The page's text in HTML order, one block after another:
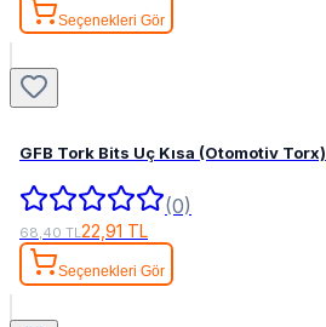
Seçenekleri Gör
GFB Tork Bits Uç Kısa (Otomotiv Torx)
(0)
68,40 TL 22,91 TL
Seçenekleri Gör